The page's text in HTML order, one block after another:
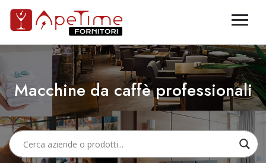
Macchine da caffè professionali